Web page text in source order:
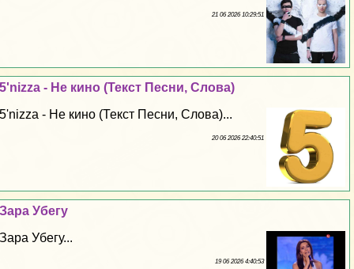
21 06 2026 10:29:51
5'nizza - Не кино (Текст Песни, Слова)
5'nizza - Не кино (Текст Песни, Слова)...
20 06 2026 22:40:51
Зара Убегу
Зара Убегу...
19 06 2026 4:40:53